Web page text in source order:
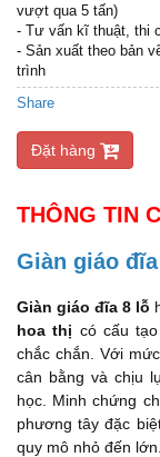
vượt qua 5 tấn)
- Tư vấn kĩ thuật, thi
- Sản xuất theo bản
trình
Share
Đặt hàng
THÔNG TIN
Giàn giáo
Giàn giáo đĩa 8 lỗ
hoa thị có cấu
chắc chắn. Với
cân bằng và chịu
học. Minh chứng
phương tây đặc
quy mô nhỏ đến lớn.